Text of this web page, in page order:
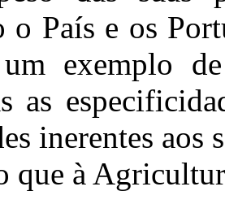
o País e os
exemplo
as
inerentes
que à